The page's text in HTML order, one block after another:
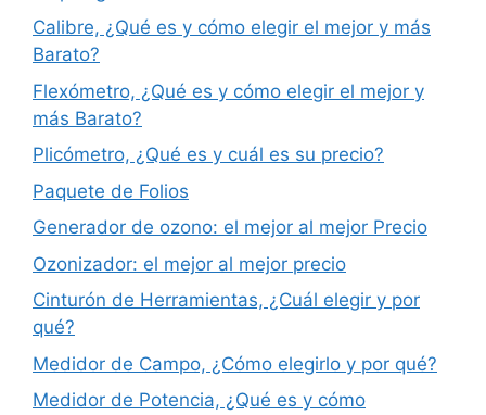
Calibre, ¿Qué es y cómo elegir el mejor y más
Barato?
Flexómetro, ¿Qué es y cómo elegir el mejor y
más Barato?
Plicómetro, ¿Qué es y cuál es su precio?
Paquete de Folios
Generador de ozono: el mejor al mejor Precio
Ozonizador: el mejor al mejor precio
Cinturón de Herramientas, ¿Cuál elegir y por
qué?
Medidor de Campo, ¿Cómo elegirlo y por qué?
Medidor de Potencia, ¿Qué es y cómo